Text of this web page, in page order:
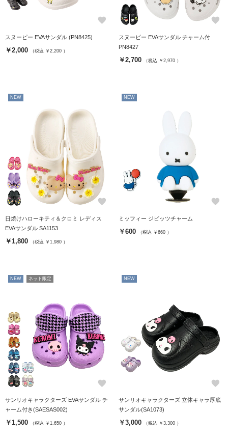
favorite
スヌーピー EVAサンダル (PN8425)
￥2,000 （税込 ￥2,200 ）
favorite
スヌーピー EVAサンダル チャーム付
PN8427
￥2,700 （税込 ￥2,970 ）
NEW
favorite
日焼けハローキティ＆クロミ レディス
EVAサンダル SA1153
￥1,800 （税込 ￥1,980 ）
NEW
favorite
ミッフィー ジビッツチャーム
￥600 （税込 ￥660 ）
NEW ネット限定
favorite
サンリオキャラクターズ EVAサンダル チ
ャーム付き(SAESAS002)
￥1,500 （税込 ￥1,650 ）
NEW
favorite
サンリオキャラクターズ 立体キャラ厚底
サンダル(SA1073)
￥3,000 （税込 ￥3,300 ）